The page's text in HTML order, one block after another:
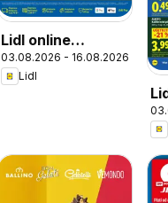
Lidl online
magazín
03.08.2026 - 16.08.2026
Lidl